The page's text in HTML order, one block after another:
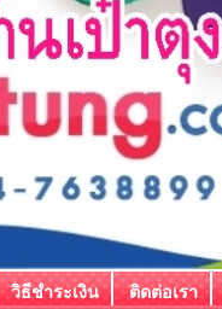
วิธีชำระเงิน ติดต่อเรา